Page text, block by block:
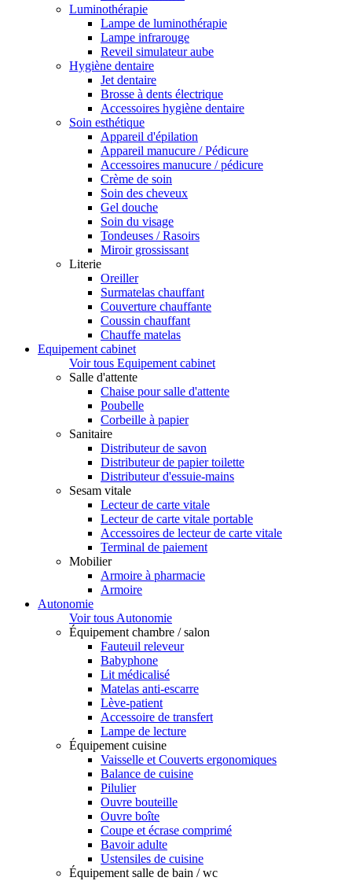
Luminothérapie
Lampe de luminothérapie
Lampe infrarouge
Reveil simulateur aube
Hygiène dentaire
Jet dentaire
Brosse à dents électrique
Accessoires hygiène dentaire
Soin esthétique
Appareil d'épilation
Appareil manucure / Pédicure
Accessoires manucure / pédicure
Crème de soin
Soin des cheveux
Gel douche
Soin du visage
Tondeuses / Rasoirs
Miroir grossissant
Literie
Oreiller
Surmatelas chauffant
Couverture chauffante
Coussin chauffant
Chauffe matelas
Equipement cabinet
Voir tous Equipement cabinet
Salle d'attente
Chaise pour salle d'attente
Poubelle
Corbeille à papier
Sanitaire
Distributeur de savon
Distributeur de papier toilette
Distributeur d'essuie-mains
Sesam vitale
Lecteur de carte vitale
Lecteur de carte vitale portable
Accessoires de lecteur de carte vitale
Terminal de paiement
Mobilier
Armoire à pharmacie
Armoire
Autonomie
Voir tous Autonomie
Équipement chambre / salon
Fauteuil releveur
Babyphone
Lit médicalisé
Matelas anti-escarre
Lève-patient
Accessoire de transfert
Lampe de lecture
Équipement cuisine
Vaisselle et Couverts ergonomiques
Balance de cuisine
Pilulier
Ouvre bouteille
Ouvre boîte
Coupe et écrase comprimé
Bavoir adulte
Ustensiles de cuisine
Équipement salle de bain / wc